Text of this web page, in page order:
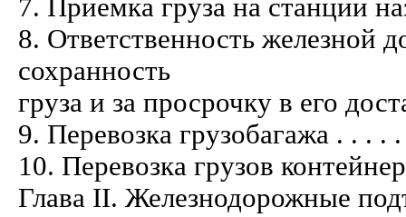
7. Приемка груза на станции
8. Ответственность железной
сохранность
груза и за просрочку в его
9. Перевозка грузобагажа . . .
10. Перевозка грузов
Глава II. Железнодорожные